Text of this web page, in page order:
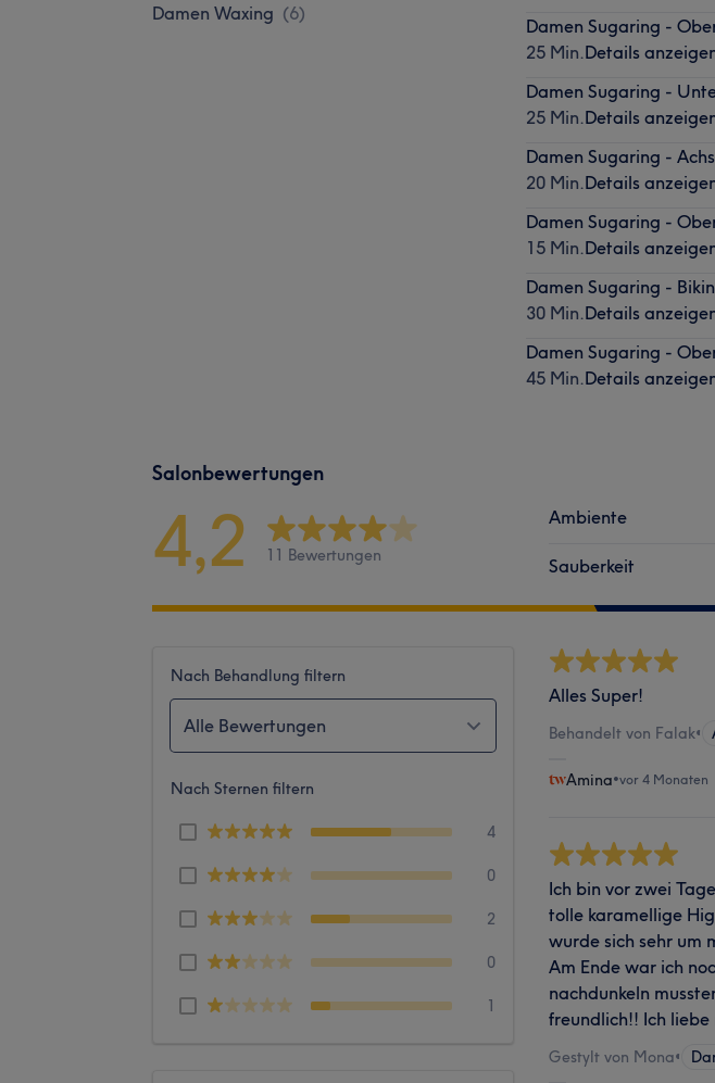
Damen Waxing (6)
Damen Sugaring -
25 Min.Details
Damen Sugaring -
25 Min.Details
Damen Sugaring -
20 Min.Details
Damen Sugaring -
15 Min.Details
Damen Sugaring -
30 Min.Details
Damen Sugaring -
45 Min.Details
Salonbewertungen
4,2 11 Bewertungen
Ambiente
Sauberkeit
Nach Behandlung filtern
Alle Bewertungen
Nach Sternen filtern
4
0
2
0
1
Alles Super!
Behandelt von Falak•
Amina•vor 4 Monaten
Ich bin vor zwei
tolle karamellige
wurde sich sehr um
Am Ende war ich
nachdunkeln
freundlich!! Ich
Gestylt von Mona•